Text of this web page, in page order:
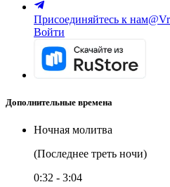
Присоединяйтесь к нам
Войти
Дополнительные времена
Ночная молитва
(Последнее треть ночи)
0:32 - 3:04